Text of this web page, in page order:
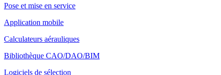
Pose et mise en service
Application mobile
Calculateurs aérauliques
Bibliothèque CAO/DAO/BIM
Logiciels de sélection